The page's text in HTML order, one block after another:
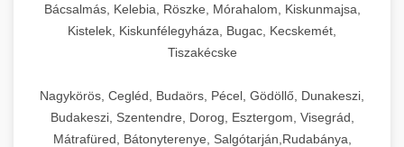
Bácsalmás, Kelebia, Röszke, Mórahalom, Kiskunmajsa,
Kistelek, Kiskunfélegyháza, Bugac, Kecskemét,
Tiszakécske
Nagykörös, Cegléd, Budaörs, Pécel, Gödöllő, Dunakeszi,
Budakeszi, Szentendre, Dorog, Esztergom, Visegrád,
Mátrafüred, Bátonyterenye, Salgótarján,Rudabánya,